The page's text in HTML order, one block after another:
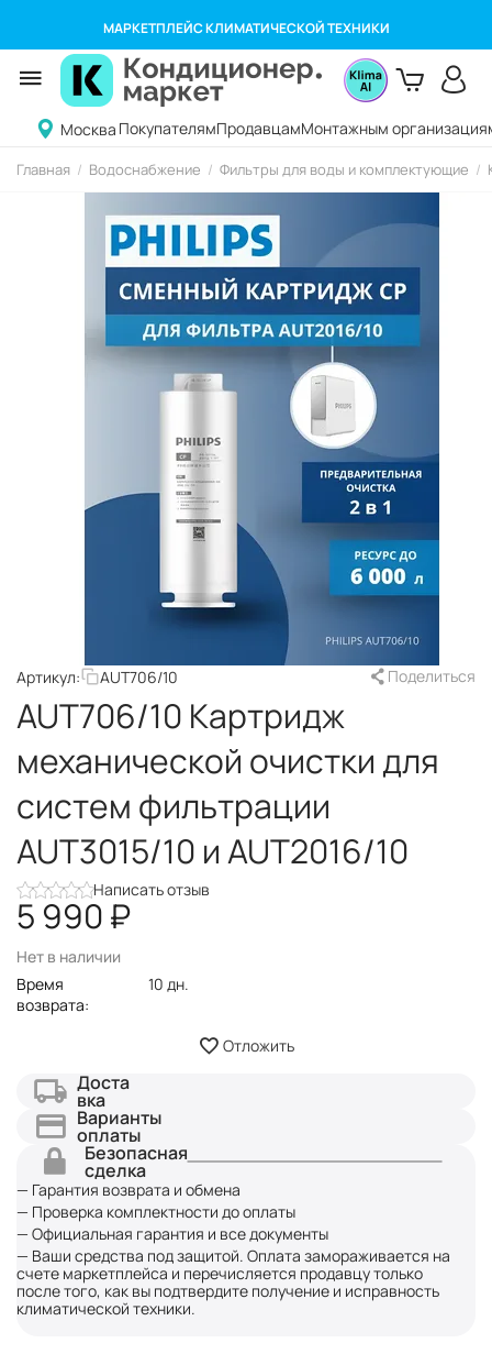
МАРКЕТПЛЕЙС КЛИМАТИЧЕСКОЙ ТЕХНИКИ
Москва ПокупателямПродавцамМонтажным
Главная / Водоснабжение / Фильтры для воды и комплектующие /
Артикул: AUT706/10 Поделиться
AUT706/10 Картридж
механической очистки для
систем фильтрации
AUT3015/10 и AUT2016/10
Написать отзыв
5 990₽
Нет в наличии
Время
возврата:
10 дн.
Отложить
Доста
вка
Варианты
оплаты
Безопасная
сделка
— Гарантия возврата и обмена
— Проверка комплектности до оплаты
— Официальная гарантия и все документы
— Ваши средства под защитой. Оплата замораживается на
счете маркетплейса и перечисляется продавцу только
после того, как вы подтвердите получение и исправность
климатической техники.